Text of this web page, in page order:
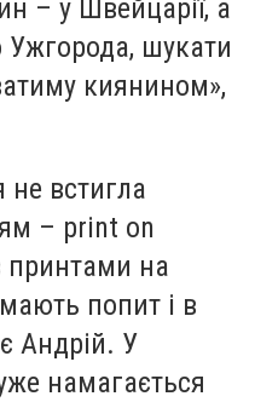
– у Швейцарії, а
Ужгорода, шукати
киянином»,
не встигла
– print on
принтами на
попит і в
Андрій. У
намагається